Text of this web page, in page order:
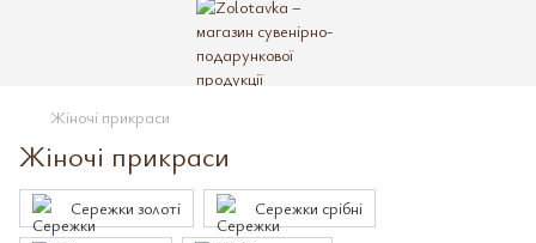
Жіночі прикраси
Жіночі прикраси
Сережки золоті Сережки срібні